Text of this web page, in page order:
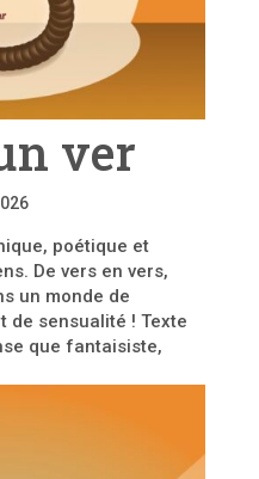
ver
poétique et
De vers en vers,
un monde de
de sensualité ! Texte
que fantaisiste,